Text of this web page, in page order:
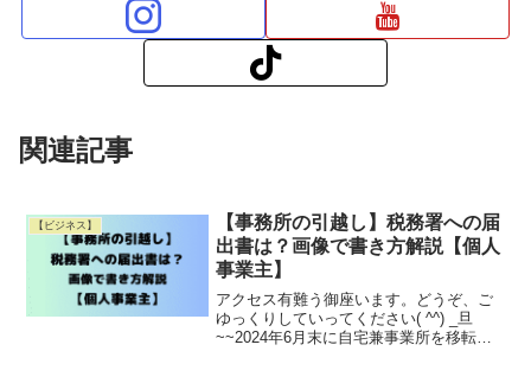
関連記事
【ビジネス】
【事務所の引越し】税務署への届
出書は？画像で書き方解説【個人
事業主】
アクセス有難う御座います。どうぞ、ご
ゆっくりしていってください( ^^) _旦
~~2024年6月末に自宅兼事業所を移転し